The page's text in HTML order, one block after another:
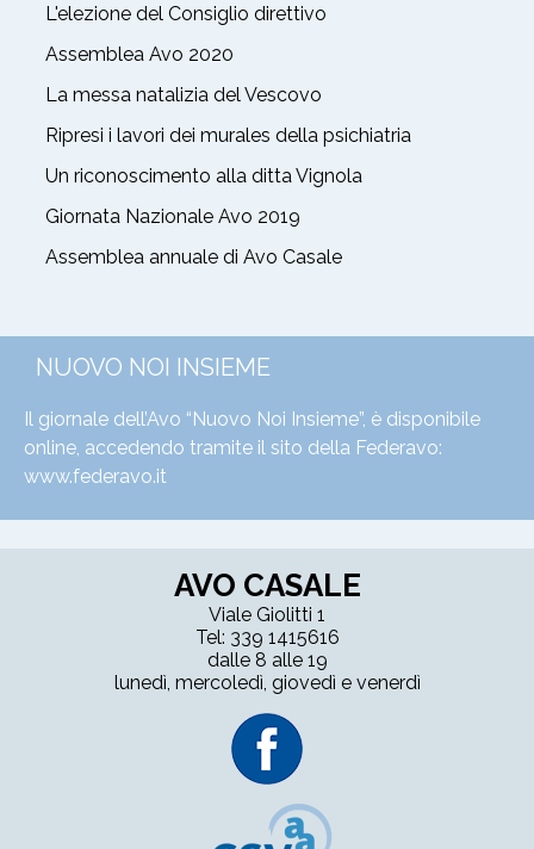
L'elezione del Consiglio direttivo
Assemblea Avo 2020
La messa natalizia del Vescovo
Ripresi i lavori dei murales della psichiatria
Un riconoscimento alla ditta Vignola
Giornata Nazionale Avo 2019
Assemblea annuale di Avo Casale
NUOVO NOI INSIEME
Il giornale dell’Avo “Nuovo Noi Insieme”, è disponibile
online, accedendo tramite il sito della Federavo:
www.federavo.it
AVO CASALE
Viale Giolitti 1
Tel: 339 1415616
dalle 8 alle 19
lunedì, mercoledì, giovedì e venerdì